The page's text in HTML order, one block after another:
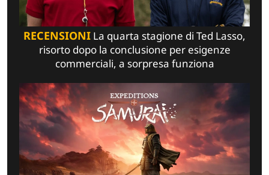
RECENSIONI La quarta stagione di Ted Lasso,
risorto dopo la conclusione per esigenze
commerciali, a sorpresa funziona